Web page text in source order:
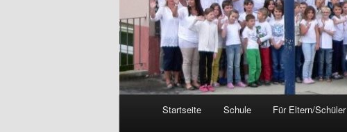
Zum
Startseite Schule Für Eltern/Schüler